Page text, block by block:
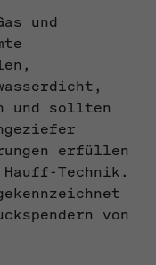
und
und sollten
erfüllen
Technik.
von